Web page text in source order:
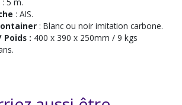
: AIS.
: Blanc ou noir imitation carbone.
Poids : 400 x 390 x 250mm / 9 kgs